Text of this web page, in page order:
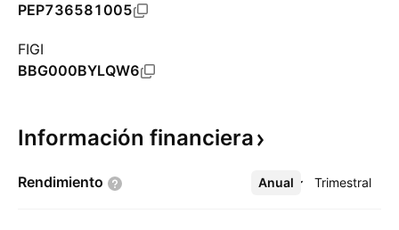
PEP736581005
FIGI
BBG000BYLQW6
Información financiera
Rendimiento Anual Trimestral
Más